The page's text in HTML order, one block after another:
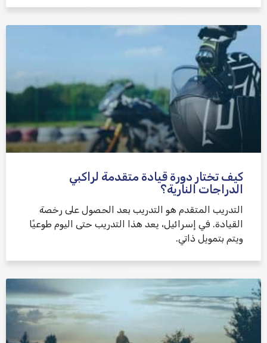
كيف تختار دورة قيادة متقدمة لراكبي
الدراجات النارية؟
التدريب المتقدم هو التدريب بعد الحصول على رخصة
القيادة. في إسرائيل، يعد هذا التدريب حتى اليوم طوعيًا
ويتم بتمويل ذاتي.